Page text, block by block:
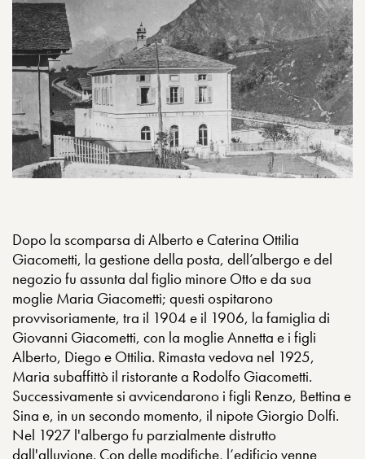
Dopo la scomparsa di Alberto e Caterina Ottilia
Giacometti, la gestione della posta, dell’albergo e del
negozio fu assunta dal figlio minore Otto e da sua
moglie Maria Giacometti; questi ospitarono
provvisoriamente, tra il 1904 e il 1906, la famiglia di
Giovanni Giacometti, con la moglie Annetta e i figli
Alberto, Diego e Ottilia. Rimasta vedova nel 1925,
Maria subaffittò il ristorante a Rodolfo Giacometti.
Successivamente si avvicendarono i figli Renzo, Bettina e
Sina e, in un secondo momento, il nipote Giorgio Dolfi.
Nel 1927 l'albergo fu parzialmente distrutto
dall'alluvione. Con delle modifiche, l’edificio venne